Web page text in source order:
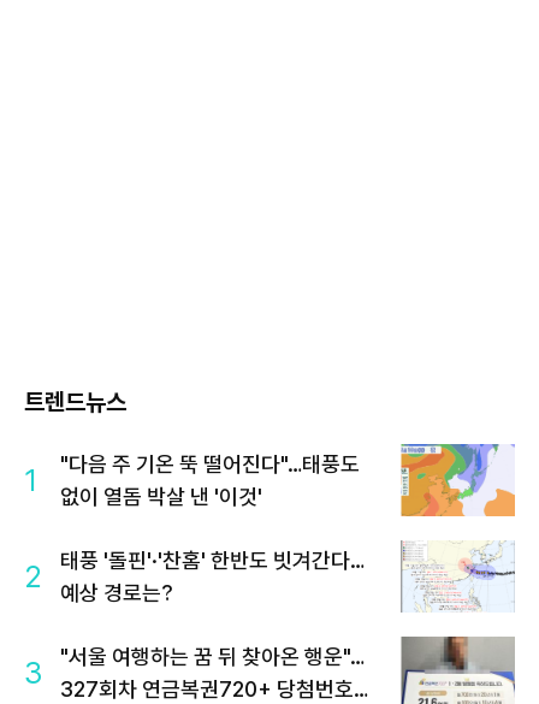
트렌드뉴스
1
"다음 주 기온 뚝 떨어진다"…태풍도
없이 열돔 박살 낸 '이것'
2
태풍 '돌핀'·'찬홈' 한반도 빗겨간다…
예상 경로는?
3
"서울 여행하는 꿈 뒤 찾아온 행운"…
327회차 연금복권720+ 당첨번호조